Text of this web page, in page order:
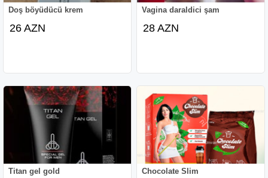
Doş böyüdücü krem
26 AZN
Vagina daraldici şam
28 AZN
Titan gel gold Chocolate Slim